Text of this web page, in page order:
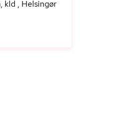
kld , Helsingør